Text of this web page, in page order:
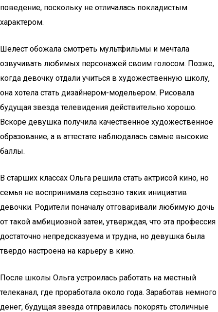
поведение, поскольку не отличалась покладистым
характером.
Шелест обожала смотреть мультфильмы и мечтала
озвучивать любимых персонажей своим голосом. Позже,
когда девочку отдали учиться в художественную школу,
она хотела стать дизайнером-модельером. Рисовала
будущая звезда телевидения действительно хорошо.
Вскоре девушка получила качественное художественное
образование, а в аттестате наблюдалась самые высокие
баллы.
В старших классах Ольга решила стать актрисой кино, но
семья не воспринимала серьезно таких инициатив
девочки. Родители поначалу отговаривали любимую дочь
от такой амбициозной затеи, утверждая, что эта профессия
достаточно непредсказуема и трудна, но девушка была
твердо настроена на карьеру в кино.
После школы Ольга устроилась работать на местный
телеканал, где проработала около года. Заработав немного
денег, будущая звезда отправилась покорять столичные